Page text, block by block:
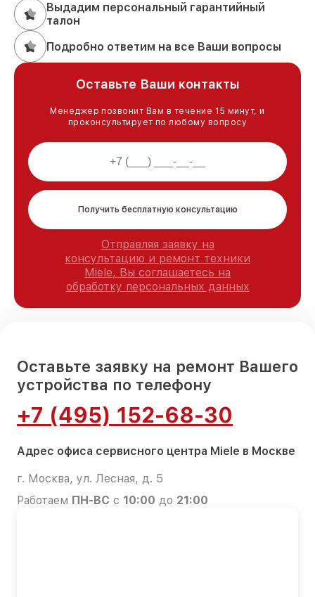
Выдадим персональный гарантийный
талон
Подробно ответим на все Ваши вопросы
Оставьте Ваши контакты
Менеджер позвонит Вам в течение 15 минут, и
проконсультирует по любому вопросу
Получить бесплатную консультацию
Отправляя заявку на
консультацию и ремонт техники
Miele, Вы соглашаетесь на
обработку персональных данных
Оставьте заявку на ремонт Вашего
устройства по телефону
+7 (495) 152-68-30
Адрес офиса сервисного центра Miele в Москве
г. Москва, ул. Лесная, д. 5
Работаем ПН-ВС с 10:00 до 21:00